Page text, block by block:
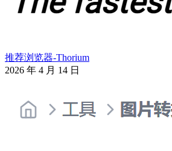
推荐浏览器-Thorium
2026 年 4 月 14 日